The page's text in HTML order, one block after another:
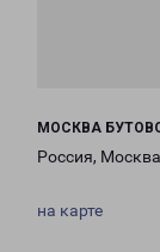
МОСКВА
Россия,
на карте